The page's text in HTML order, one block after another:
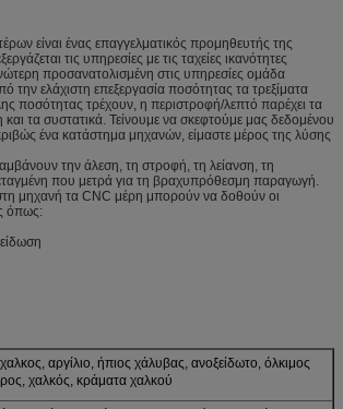
είναι ένας επαγγελματικός προμηθευτής της
τις υπηρεσίες με τις ταχείες ικανότητες
προσανατολισμένη στις υπηρεσίες ομάδα
την ελάχιστη επεξεργασία ποσότητας τα τρεξίματα
ποσότητας τρέχουν, η περιστροφή/λεπτό παρέχει τα
τα συστατικά. Τείνουμε να σκεφτούμε μας δεδομένου
ένα κατάστημα μηχανών, είμαστε μέρος της λύσης
την άλεση, τη στροφή, τη λείανση, τη
που μετρά για τη βραχυπρόθεσμη παραγωγή.
μηχανή τα CNC μέρη μπορούν να δοθούν οι
όπως:
αργίλιο, ήπιος χάλυβας, ανοξείδωτο, όλκιμος
χαλκός, κράματα χαλκού